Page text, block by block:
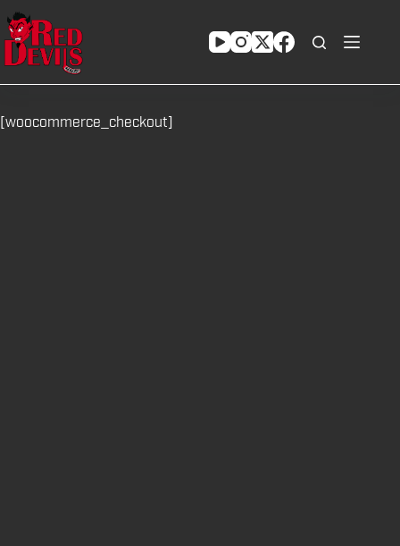
Zum
Inhalt
springen
[woocommerce_checkout]